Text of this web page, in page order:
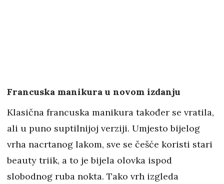
Francuska manikura u novom izdanju
Klasična francuska manikura također se vratila,
ali u puno suptilnijoj verziji. Umjesto bijelog
vrha nacrtanog lakom, sve se češće koristi stari
beauty triik, a to je bijela olovka ispod
slobodnog ruba nokta. Tako vrh izgleda